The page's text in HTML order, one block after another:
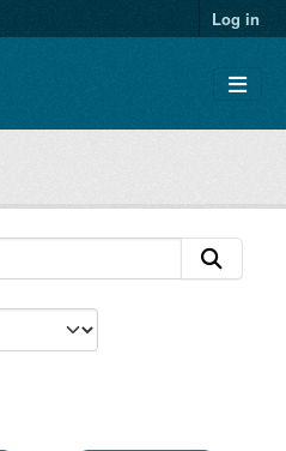
Log in